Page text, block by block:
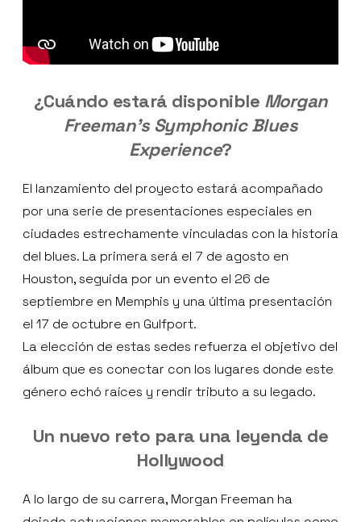
¿Cuándo estará disponible Morgan
Freeman’s Symphonic Blues
Experience?
El lanzamiento del proyecto estará acompañado
por una serie de presentaciones especiales en
ciudades estrechamente vinculadas con la historia
del blues. La primera será el 7 de agosto en
Houston, seguida por un evento el 26 de
septiembre en Memphis y una última presentación
el 17 de octubre en Gulfport.
La elección de estas sedes refuerza el objetivo del
álbum que es conectar con los lugares donde este
género echó raíces y rendir tributo a su legado.
Un nuevo reto para una leyenda de
Hollywood
A lo largo de su carrera, Morgan Freeman ha